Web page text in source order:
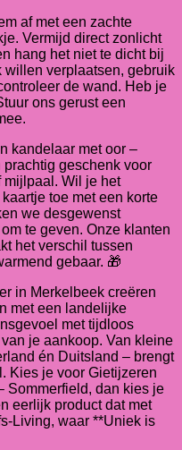
af met een zachte
Vermijd direct zonlicht
hang het niet te dicht bij
willen verplaatsen, gebruik
de wand. Heb je
ons gerust een
kandelaar met oor –
geschenk voor
mijlpaal. Wil je het
toe met een korte
we desgewenst
te geven. Onze klanten
het verschil tussen
gebaar. 🎁
in Merkelbeek creëren
met een landelijke
met tijdloos
je aankoop. Van kleine
én Duitsland – brengt
Kies je voor Gietijzeren
Sommerfield, dan kies je
eerlijk product dat met
Living, waar **Uniek is